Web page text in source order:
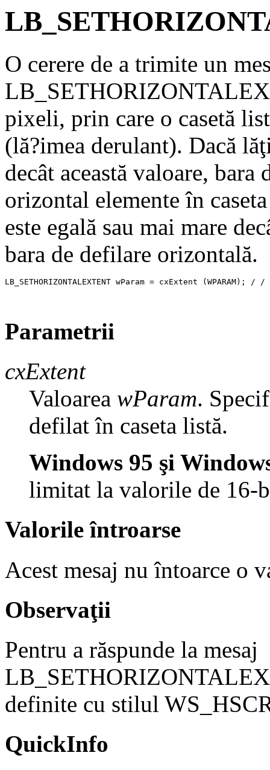
O cerere de a trimite un
pixeli, prin care o casetă
(lă?imea derulant). Dacă
decât această valoare,
orizontal elemente în
este egală sau mai mare
bara de defilare orizontală.
LB_SETHORIZONTALEXTENT wParam = cxExtent
Parametrii
cxExtent
Valoarea wParam.
defilat în caseta listă.
Windows 95 şi
limitat la valorile de 16-
Valorile întroarse
Acest mesaj nu întoarce o
Observaţii
Pentru a răspunde la mesaj
definite cu stilul
QuickInfo